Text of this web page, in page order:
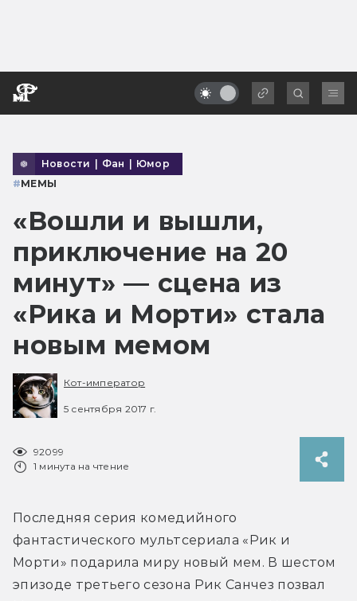
Новости | Фан | Юмор
#МЕМЫ
«Вошли и вышли,
приключение на 20
минут» — сцена из
«Рика и Морти» стала
новым мемом
Кот-император
5 сентября 2017 г.
92099
1 минута на чтение
Последняя серия комедийного
фантастического мультсериала «Рик и
Морти» подарила миру новый мем. В шестом
эпизоде третьего сезона Рик Санчез позвал